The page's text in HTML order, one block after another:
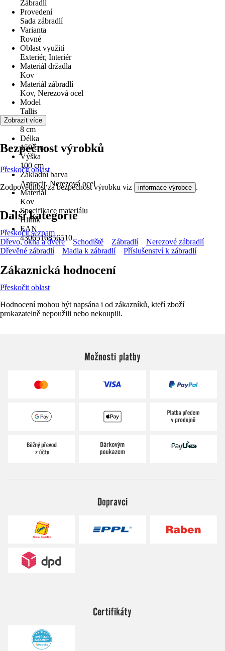
Zábradlí
Provedení
Sada zábradlí
Varianta
Rovné
Oblast využití
Exteriér, Interiér
Materiál držadla
Kov
Materiál zábradlí
Kov, Nerezová ocel
Model
Tallis
Šířka
8 cm
Délka
150 cm
Výška
100 cm
Základní barva
Antracit, Nerezová ocel
Materiál
Kov
Specifikace materiálu
Hliník
EAN
4306516856510
Zobrazit více
Bezpečnost výrobků
Přeskočit oblast
Zodpovědnost za bezpečnost výrobku viz informace výrobce .
Další kategorie
Přeskočit seznam
Dřevo, okna a dveře
Schodiště Zábradlí
Nerezové zábradlí
Dřevěné zábradlí
Madla k zábradlí Příslušenství k zábradlí
Zákaznická hodnocení
Přeskočit oblast
Hodnocení mohou být napsána i od zákazníků, kteří zboží
prokazatelně nepoužili nebo nekoupili.
Možnosti platby
Dopravci
Certifikáty